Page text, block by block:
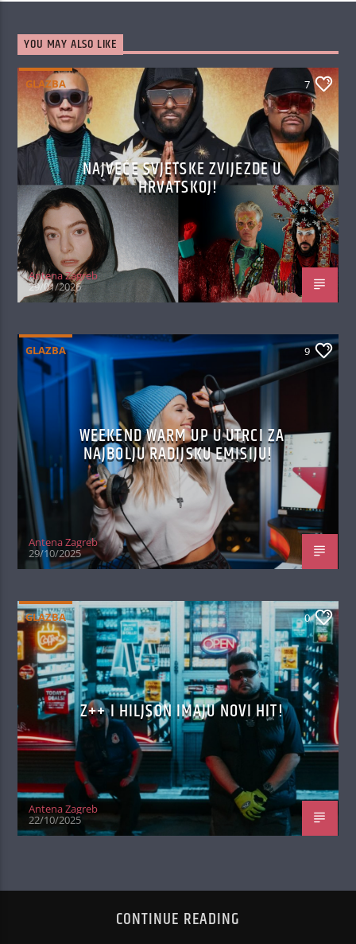
YOU MAY ALSO LIKE
GLAZBA 7
NAJVEĆE SVJETSKE ZVIJEZDE U
HRVATSKOJ!
Antena Zagreb
29/01/2026
GLAZBA 9
WEEKEND WARM UP U UTRCI ZA
NAJBOLJU RADIJSKU EMISIJU!
Antena Zagreb
29/10/2025
GLAZBA 0
Z++ I HILJSON IMAJU NOVI HIT!
Antena Zagreb
22/10/2025
CONTINUE READING